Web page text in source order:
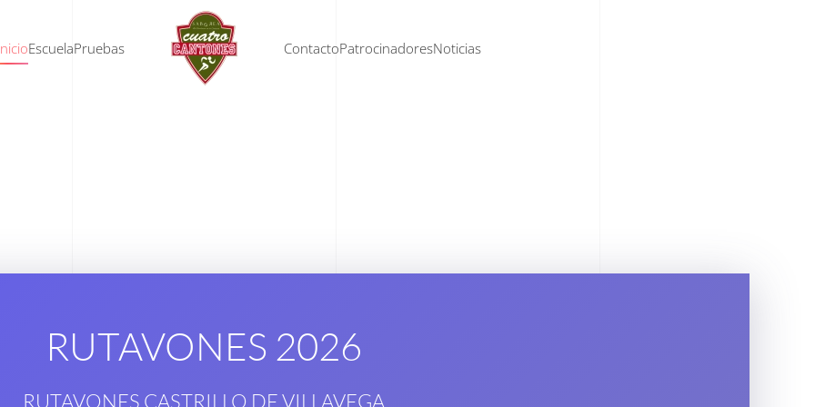
EscuelaPruebas ContactoPatrocinadoresNoticias
RUTAVONES 2026
RUTAVONES CASTRILLO DE VILLAVEGA